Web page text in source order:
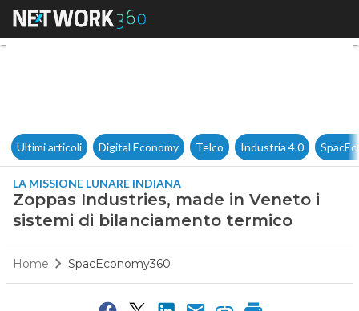
Zoppas Industries, made in
Ultimi articoli Digital Economy Telco Industria 4.0
LA MISSIONE LUNARE INDIANA
Zoppas Industries, made in Veneto i
sistemi di bilanciamento termico
Home SpacEconomy360